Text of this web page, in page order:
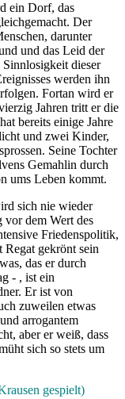
ein Dorf, das
Der
darunter
und das Leid der
dieser
werden ihn
Fortan wird er
Jahren tritt er die
bereits einige Jahre
und zwei Kinder,
Seine Tochter
Gemahlin durch
ums Leben kommt.
sich nie wieder
vor dem Wert des
Friedenspolitik,
Regat gekrönt sein
das er durch
- , ist ein
Er ist von
zuweilen etwas
arrogantem
aber er weiß, dass
sich so stets um
gespielt)